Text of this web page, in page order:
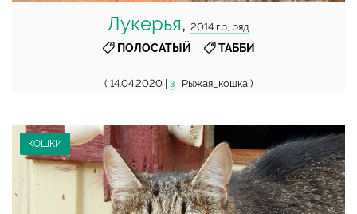
Лукерья, 2014 г.р, ряд
ПОЛОСАТЫЙ
ТАББИ
( 14.04.2020 | 3 | Рыжая_кошка )
КОШКИ